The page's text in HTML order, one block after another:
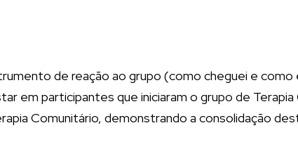
de reação ao grupo (como cheguei e
em participantes que iniciaram o grupo de
Comunitário, demonstrando a consolidação